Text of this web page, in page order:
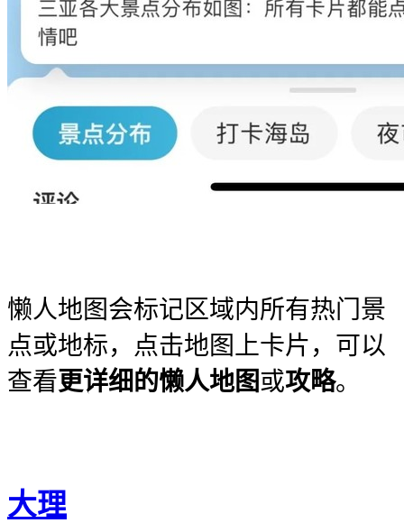
懒人地图会标记区域内所有热门景
点或地标，点击地图上卡片，可以
查看更详细的懒人地图或攻略。
大理